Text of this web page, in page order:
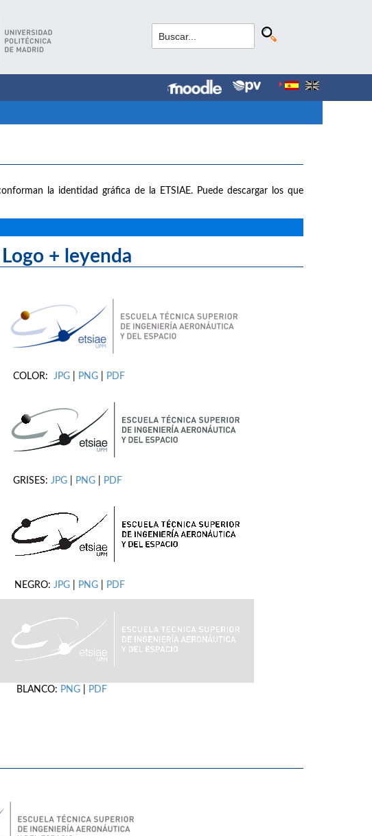
la identidad gráfica de la ETSIAE. Puede descargar los que
leyenda
JPG PNG PDF
JPG PNG PDF
JPG PNG PDF
PNG PDF